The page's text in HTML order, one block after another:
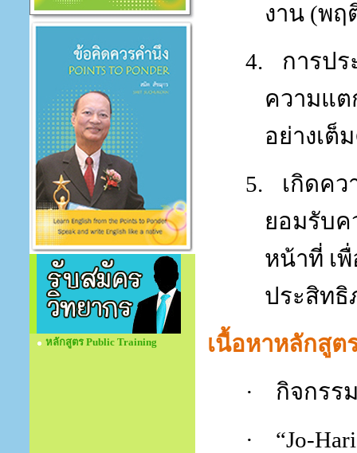
หลักสูตร Public Training
งาน (พฤ
4.
การป
ความแต
อย่างเต็
5.
เกิดคว
ยอมรับค
หน้าที่ เ
ประสิทธิ
เนื้อหาหลักสูต
·
กิจกรร
·
“Jo-